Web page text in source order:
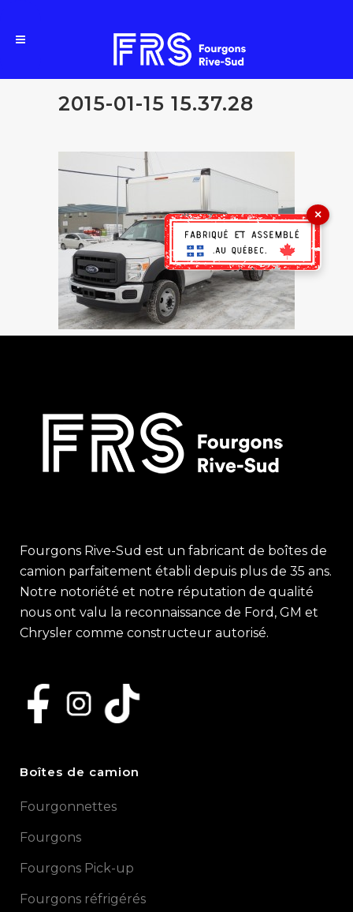
2015-01-15 15.37.28
Fourgons Rive-Sud est un fabricant de boîtes de
camion parfaitement établi depuis plus de 35 ans.
Notre notoriété et notre réputation de qualité
nous ont valu la reconnaissance de Ford, GM et
Chrysler comme constructeur autorisé.
Boîtes de camion
Fourgonnettes
Fourgons
Fourgons Pick-up
Fourgons réfrigérés
×